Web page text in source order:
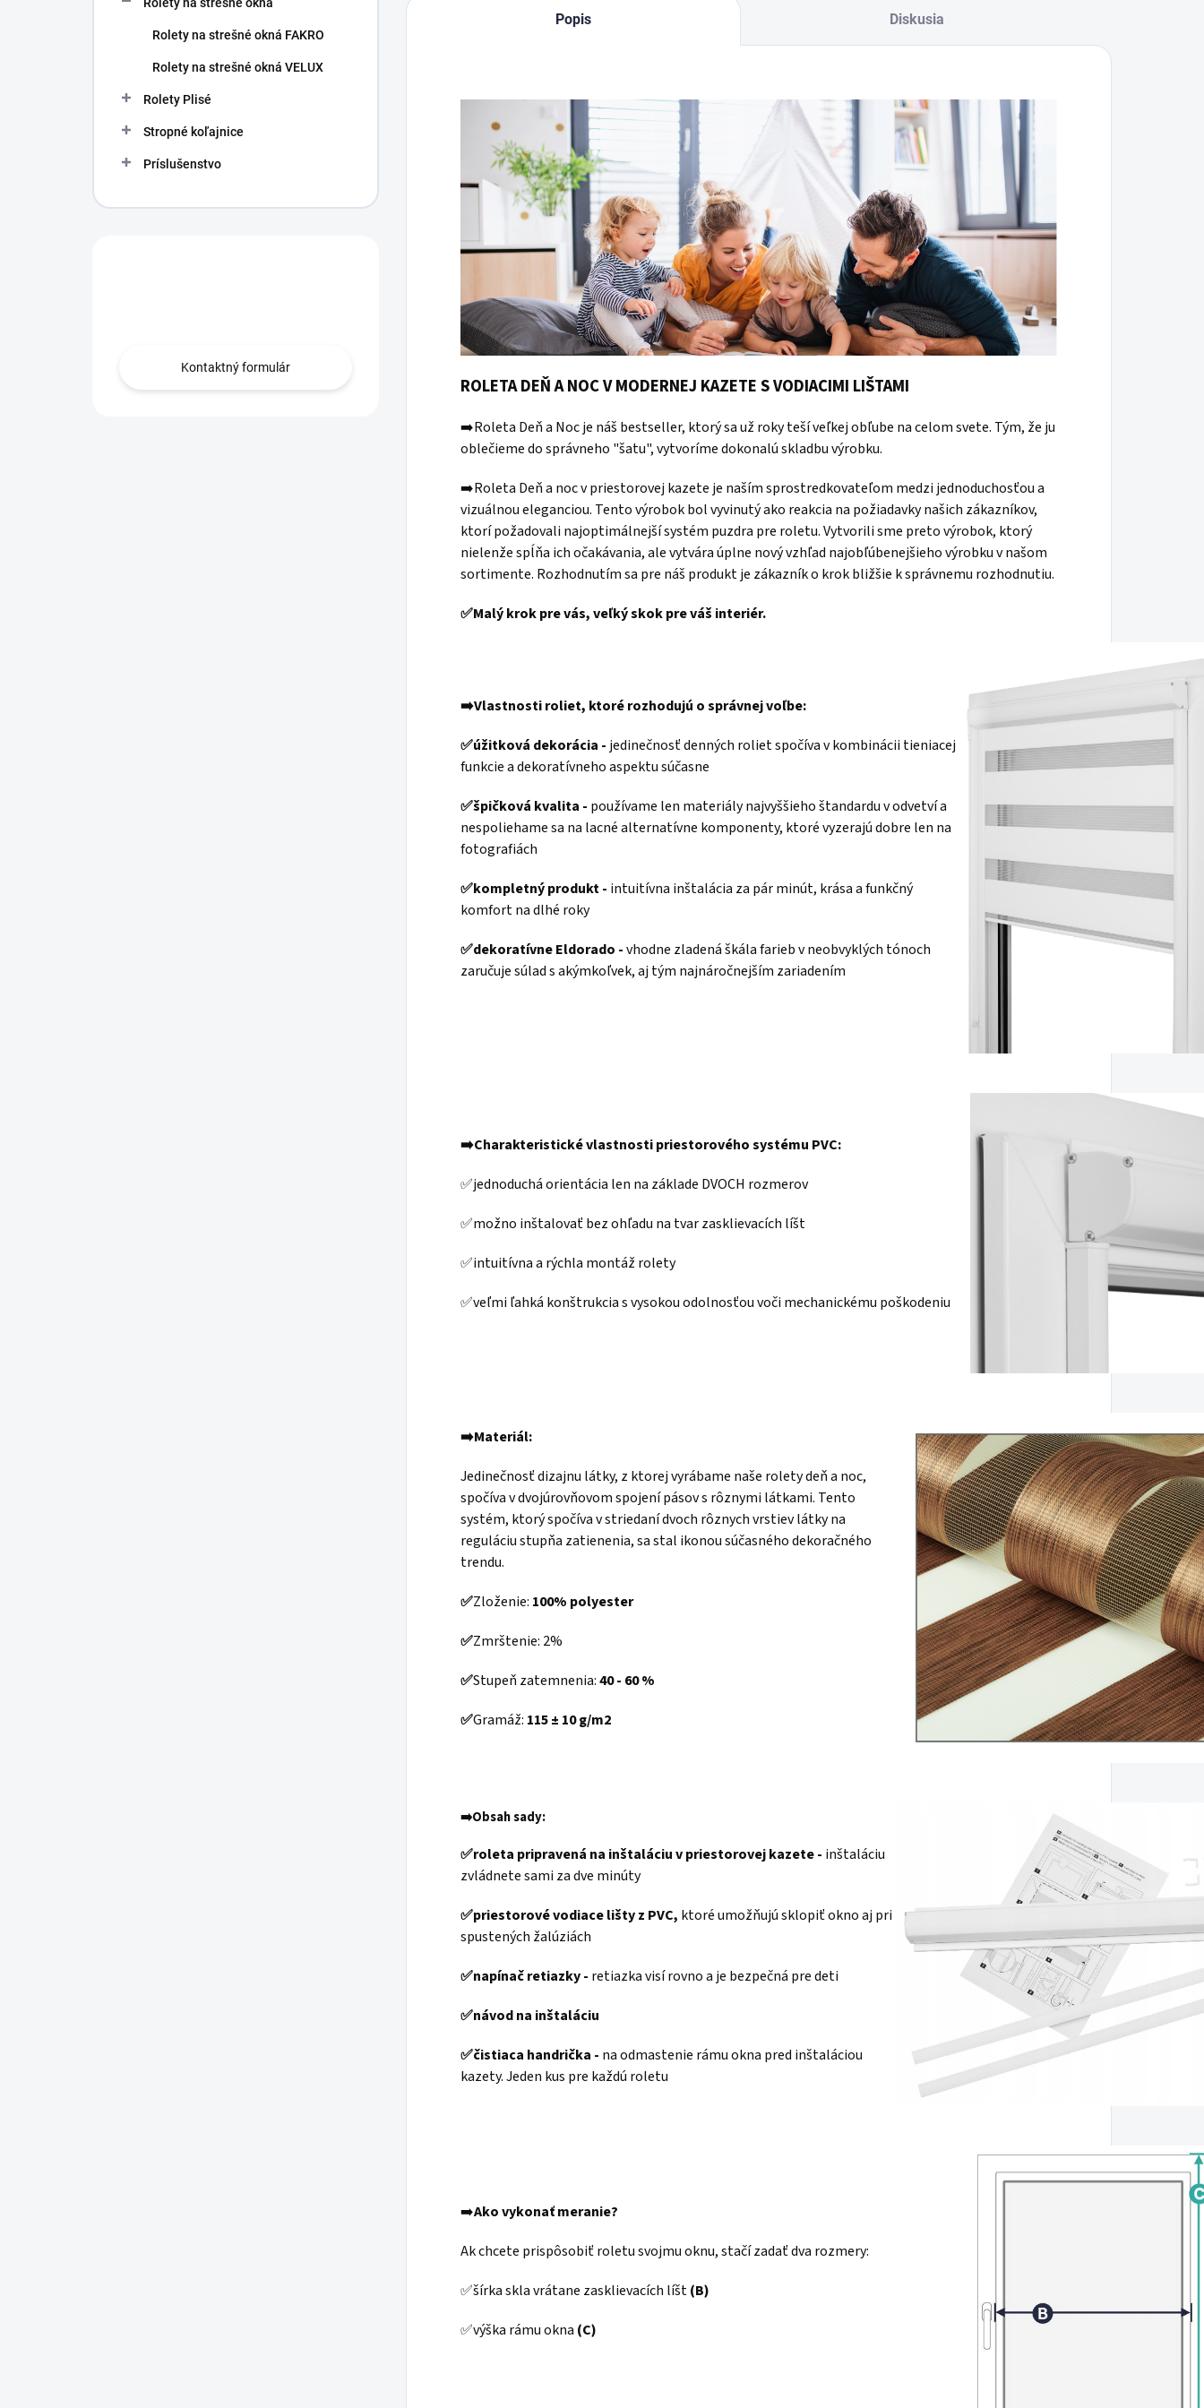
Rolety na strešné okná FAKRO
Rolety na strešné okná VELUX
Rolety Plisé
Stropné koľajnice
Príslušenstvo
Kontaktný formulár
Popis Diskusia
ROLETA DEŇ A NOC V MODERNEJ KAZETE S VODIACIMI LIŠTAMI
➡️Roleta Deň a Noc je náš bestseller, ktorý sa už roky teší veľkej obľube na celom svete. Tým, že ju
oblečieme do správneho "šatu", vytvoríme dokonalú skladbu výrobku.
➡️Roleta Deň a noc v priestorovej kazete je naším sprostredkovateľom medzi jednoduchosťou a
vizuálnou eleganciou. Tento výrobok bol vyvinutý ako reakcia na požiadavky našich zákazníkov,
ktorí požadovali najoptimálnejší systém puzdra pre roletu. Vytvorili sme preto výrobok, ktorý
nielenže spĺňa ich očakávania, ale vytvára úplne nový vzhľad najobľúbenejšieho výrobku v našom
sortimente. Rozhodnutím sa pre náš produkt je zákazník o krok bližšie k správnemu rozhodnutiu.
✅Malý krok pre vás, veľký skok pre váš interiér.
➡️Vlastnosti roliet, ktoré rozhodujú o správnej voľbe:
✅úžitková dekorácia - jedinečnosť denných roliet spočíva v kombinácii tieniacej
funkcie a dekoratívneho aspektu súčasne
✅špičková kvalita - používame len materiály najvyššieho štandardu v odvetví a
nespoliehame sa na lacné alternatívne komponenty, ktoré vyzerajú dobre len na
fotografiách
✅kompletný produkt - intuitívna inštalácia za pár minút, krása a funkčný
komfort na dlhé roky
✅dekoratívne Eldorado -vhodne zladená škála farieb v neobvyklých tónoch
zaručuje súlad s akýmkoľvek, aj tým najnáročnejším zariadením
➡️Charakteristické vlastnosti priestorového systému PVC:
✅jednoduchá orientácia len na základe DVOCH rozmerov
✅možno inštalovať bez ohľadu na tvar zasklievacích líšt
✅intuitívna a rýchla montáž rolety
✅veľmi ľahká konštrukcia s vysokou odolnosťou voči mechanickému poškodeniu
➡️Materiál:
Jedinečnosť dizajnu látky, z ktorej vyrábame naše rolety deň a noc,
spočíva v dvojúrovňovom spojení pásov s rôznymi látkami. Tento
systém, ktorý spočíva v striedaní dvoch rôznych vrstiev látky na
reguláciu stupňa zatienenia, sa stal ikonou súčasného dekoračného
trendu.
✅Zloženie: 100% polyester
✅Zmrštenie: 2%
✅Stupeň zatemnenia:40 - 60 %
✅Gramáž: 115 ± 10 g/m2
➡️Obsah sady:
✅roleta pripravená na inštaláciu v priestorovej kazete - inštaláciu
zvládnete sami za dve minúty
✅priestorové vodiace lišty z PVC, ktoré umožňujú sklopiť okno aj pri
spustených žalúziách
✅napínač retiazky - retiazka visí rovno a je bezpečná pre deti
✅návod na inštaláciu
✅čistiaca handrička - na odmastenie rámu okna pred inštaláciou
kazety. Jeden kus pre každú roletu
➡️Ako vykonať meranie?
Ak chcete prispôsobiť roletu svojmu oknu, stačí zadať dva rozmery:
✅šírka skla vrátane zasklievacích líšt(B)
✅výška rámu okna (C)